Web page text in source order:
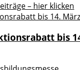
– hier klicken
bis